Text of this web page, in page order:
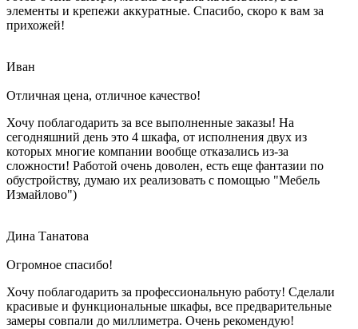
элементы и крепежи аккуратные. Спасибо, скоро к вам за
прихожей!
Иван
Отличная цена, отличное качество!
Хочу поблагодарить за все выполненные заказы! На
сегодняшний день это 4 шкафа, от исполнения двух из
которых многие компании вообще отказались из-за
сложности! Работой очень доволен, есть еще фантазии по
обустройству, думаю их реализовать с помощью "Мебель
Измайлово")
Дина Танатова
Огромное спасибо!
Хочу поблагодарить за профессиональную работу! Сделали
красивые и функциональные шкафы, все предварительные
замеры совпали до миллиметра. Очень рекомендую!